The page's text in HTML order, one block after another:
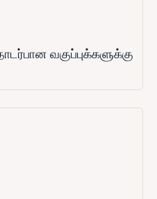
வகுப்புக்களுக்கு